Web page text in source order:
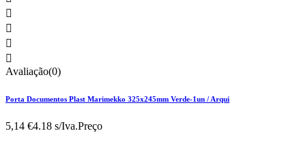




Avaliação(0)
Porta Documentos Plast Marimekko 325x245mm Verde-1un / Arqui
5,14 €4.18 s/Iva.Preço